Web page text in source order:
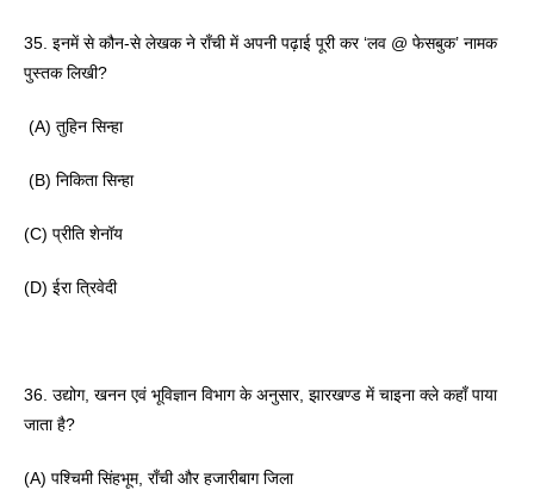
35. इनमें से कौन-से लेखक ने राँची में अपनी पढ़ाई पूरी कर ‘लव @ फेसबुक’ नामक
पुस्तक लिखी?
(A) तुहिन सिन्हा
(B) निकिता सिन्हा
(C) प्रीति शेनॉय
(D) ईरा त्रिवेदी
36. उद्योग, खनन एवं भूविज्ञान विभाग के अनुसार, झारखण्ड में चाइना क्ले कहाँ पाया
जाता है?
(A) पश्चिमी सिंहभूम, राँची और हजारीबाग जिला